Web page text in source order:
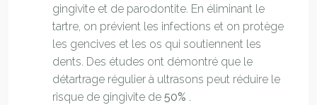
gingivite et de parodontite. En éliminant le
tartre, on prévient les infections et on protège
les gencives et les os qui soutiennent les
dents. Des études ont démontré que le
détartrage régulier à ultrasons peut réduire le
risque de gingivite de 50% .